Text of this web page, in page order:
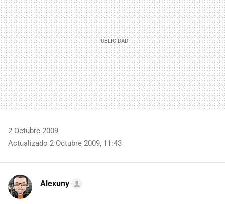
2 Octubre 2009
Actualizado 2 Octubre 2009, 11:43
Alexuny